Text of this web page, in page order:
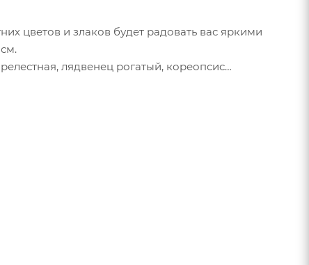
цветов и злаков будет радовать вас яркими
лядвенец рогатый, кореопсис